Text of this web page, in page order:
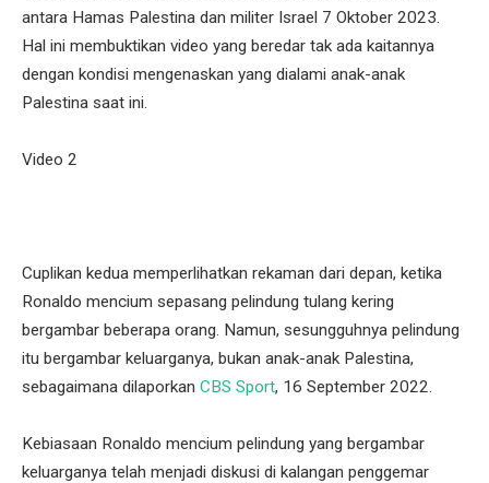
antara Hamas Palestina dan militer Israel 7 Oktober 2023.
Hal ini membuktikan video yang beredar tak ada kaitannya
dengan kondisi mengenaskan yang dialami anak-anak
Palestina saat ini.
Video 2
Cuplikan kedua memperlihatkan rekaman dari depan, ketika
Ronaldo mencium sepasang pelindung tulang kering
bergambar beberapa orang. Namun, sesungguhnya pelindung
itu bergambar keluarganya, bukan anak-anak Palestina,
sebagaimana dilaporkan CBS Sport, 16 September 2022.
Kebiasaan Ronaldo mencium pelindung yang bergambar
keluarganya telah menjadi diskusi di kalangan penggemar